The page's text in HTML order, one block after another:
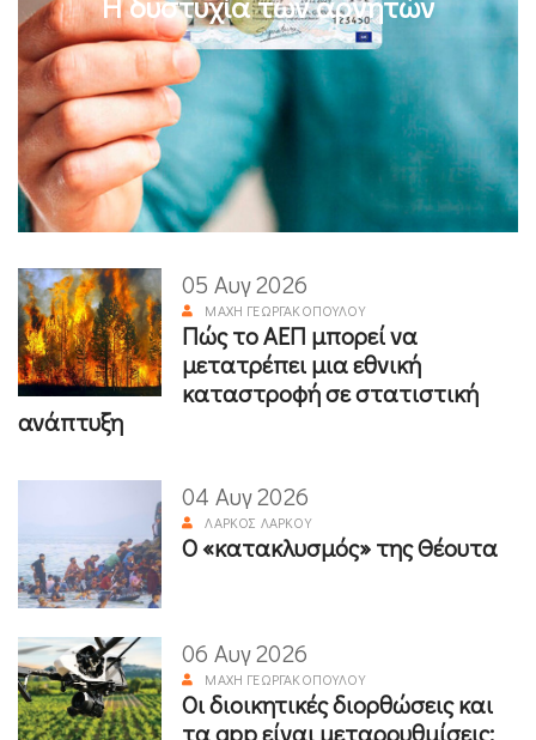
05 Αυγ 2026
ΜΆΧΗ ΓΕΩΡΓΑΚΟΠΟΎΛΟΥ
Πώς το ΑΕΠ μπορεί να
μετατρέπει μια εθνική
καταστροφή σε στατιστική
ανάπτυξη
04 Αυγ 2026
ΛΆΡΚΟΣ ΛΆΡΚΟΥ
Ο «κατακλυσμός» της Θέουτα
06 Αυγ 2026
ΜΆΧΗ ΓΕΩΡΓΑΚΟΠΟΎΛΟΥ
Οι διοικητικές διορθώσεις και
τα app είναι μεταρρυθμίσεις;